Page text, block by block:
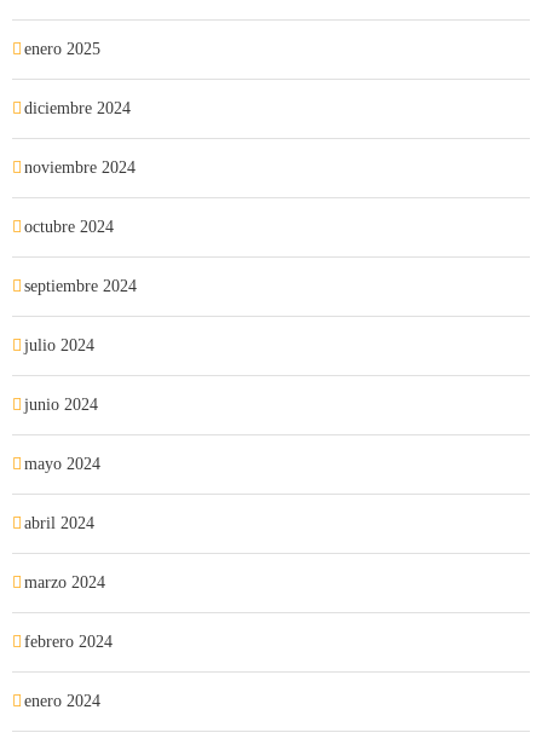
enero 2025
diciembre 2024
noviembre 2024
octubre 2024
septiembre 2024
julio 2024
junio 2024
mayo 2024
abril 2024
marzo 2024
febrero 2024
enero 2024